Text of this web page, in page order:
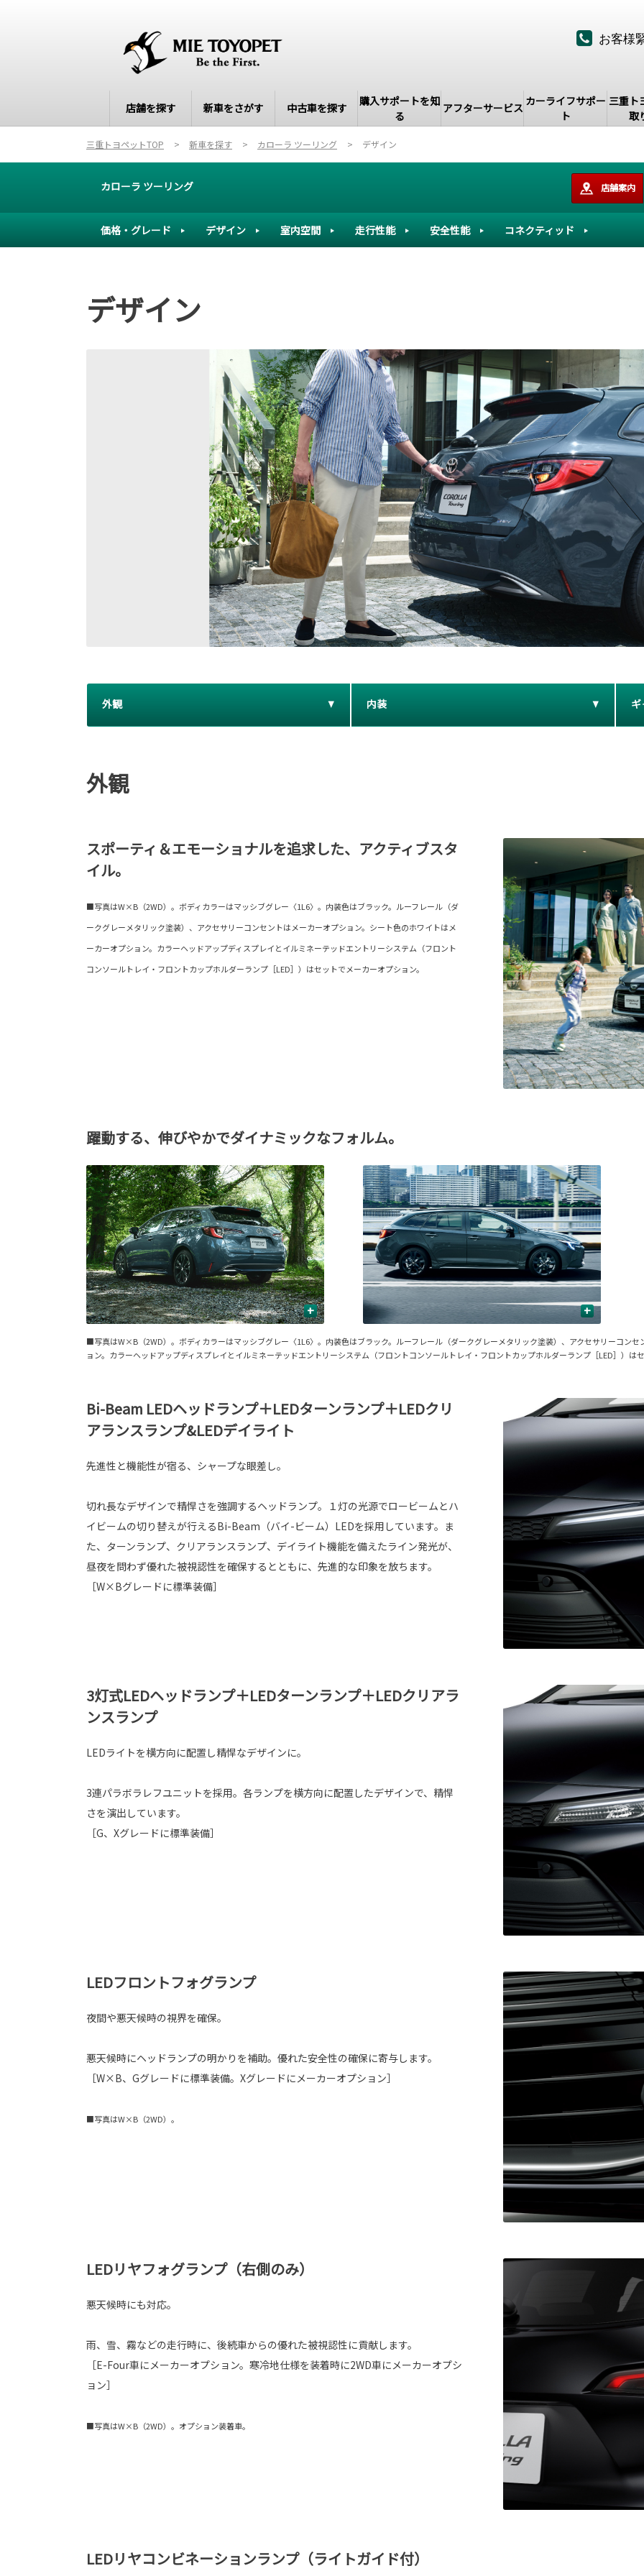
お客様
店舗を探す 新車をさがす 中古車を探す
購入サポートを知
る
アフターサービス カーライフサポー
ト
三重ト
取
三重トヨペットTOP 新車を探す カローラ ツーリング デザイン
カローラ ツーリング 店舗案内
価格・グレード デザイン 室内空間 走行性能 安全性能 コネクティッド
デザイン
外観 内装
外観
スポーティ＆エモーショナルを追求した、アクティブスタ
イル。
■写真はW×B（2WD）。ボディカラーはマッシブグレー〈1L6〉。内装色はブラック。ルーフレール（ダ
ークグレーメタリック塗装）、アクセサリーコンセントはメーカーオプション。シート色のホワイトはメ
ーカーオプション。カラーヘッドアップディスプレイとイルミネーテッドエントリーシステム（フロント
コンソールトレイ・フロントカップホルダーランプ［LED］）はセットでメーカーオプション。
躍動する、伸びやかでダイナミックなフォルム。
+ +
■写真はW×B（2WD）。ボディカラーはマッシブグレー〈1L6〉。内装色はブラック。ルーフレール（ダークグレーメタリック塗装）、アクセサリーコン
ョン。カラーヘッドアップディスプレイとイルミネーテッドエントリーシステム（フロントコンソールトレイ・フロントカップホルダーランプ［LED］）は
Bi-Beam LEDヘッドランプ＋LEDターンランプ＋LEDクリ
アランスランプ&LEDデイライト
先進性と機能性が宿る、シャープな眼差し。
切れ長なデザインで精悍さを強調するヘッドランプ。１灯の光源でロービームとハ
イビームの切り替えが行えるBi-Beam（バイ-ビーム）LEDを採用しています。ま
た、ターンランプ、クリアランスランプ、デイライト機能を備えたライン発光が、
昼夜を問わず優れた被視認性を確保するとともに、先進的な印象を放ちます。
［W×Bグレードに標準装備］
3灯式LEDヘッドランプ＋LEDターンランプ＋LEDクリアラ
ンスランプ
LEDライトを横方向に配置し精悍なデザインに。
3連パラボラレフユニットを採用。各ランプを横方向に配置したデザインで、精悍
さを演出しています。
［G、Xグレードに標準装備］
LEDフロントフォグランプ
夜間や悪天候時の視界を確保。
悪天候時にヘッドランプの明かりを補助。優れた安全性の確保に寄与します。
［W×B、Gグレードに標準装備。Xグレードにメーカーオプション］
■写真はW×B（2WD）。
LEDリヤフォグランプ（右側のみ）
悪天候時にも対応。
雨、雪、霧などの走行時に、後続車からの優れた被視認性に貢献します。
［E-Four車にメーカーオプション。寒冷地仕様を装着時に2WD車にメーカーオプシ
ョン］
■写真はW×B（2WD）。オプション装着車。
LEDリヤコンビネーションランプ（ライトガイド付）